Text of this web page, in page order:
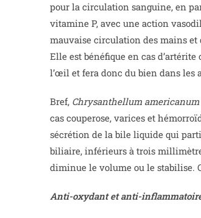
pour la circulation sanguine, en
vitamine P, avec une action
mauvaise circulation des mains
Elle est bénéfique en cas
l’œil et fera donc du bien dans les
Bref, Chrysanthellum americanum
cas couperose, varices et
sécrétion de la bile liquide qui
biliaire, inférieurs à trois
diminue le volume ou le stabilise.
Anti-oxydant et anti-